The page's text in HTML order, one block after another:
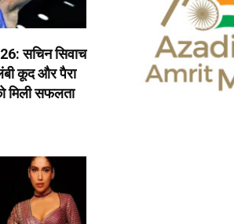
सचिन सिवाच
कूद और पैरा
मिली सफलता